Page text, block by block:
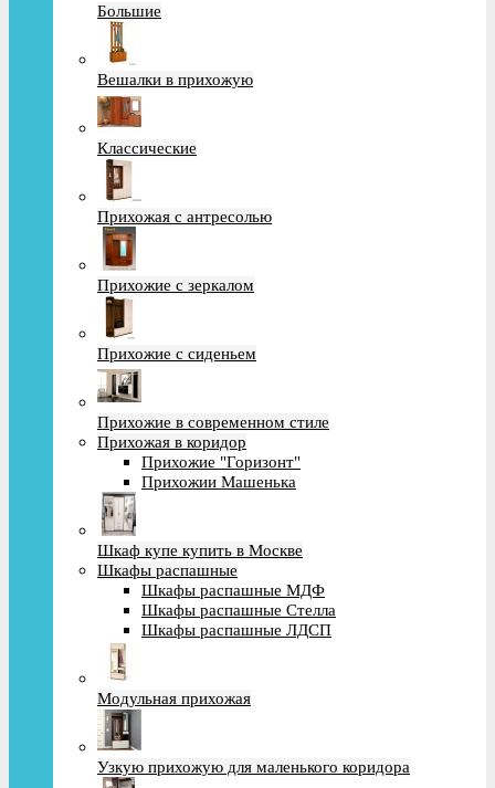
Большие
Вешалки в прихожую
Классические
Прихожая с антресолью
Прихожие с зеркалом
Прихожие с сиденьем
Прихожие в современном стиле
Прихожая в коридор
Прихожие "Горизонт"
Прихожии Машенька
Шкаф купе купить в Москве
Шкафы распашные
Шкафы распашные МДФ
Шкафы распашные Стелла
Шкафы распашные ЛДСП
Модульная прихожая
Узкую прихожую для маленького коридора